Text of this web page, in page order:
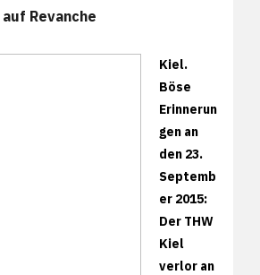
Revanche
Kiel.
Böse
Erinnerun
gen an
den 23.
Septemb
er 2015:
Der THW
Kiel
verlor an